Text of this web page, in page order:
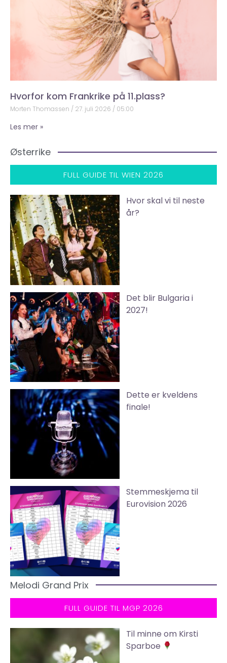
Hvorfor kom Frankrike på 11.plass?
Morten Thomassen 27. juli 2026 05:00
Les mer »
Østerrike
FULL GUIDE TIL WIEN 2026
Hvor skal vi til neste
år?
Det blir Bulgaria i
2027!
Dette er kveldens
finale!
Stemmeskjema til
Eurovision 2026
Melodi Grand Prix
FULL GUIDE TIL MGP 2026
Til minne om Kirsti
Sparboe